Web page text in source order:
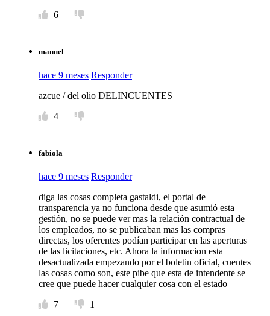
6
manuel
hace 9 meses Responder
azcue / del olio DELINCUENTES
4
fabiola
hace 9 meses Responder
diga las cosas completa gastaldi, el portal de
transparencia ya no funciona desde que asumió esta
gestión, no se puede ver mas la relación contractual de
los empleados, no se publicaban mas las compras
directas, los oferentes podían participar en las aperturas
de las licitaciones, etc. Ahora la informacion esta
desactualizada empezando por el boletin oficial, cuentes
las cosas como son, este pibe que esta de intendente se
cree que puede hacer cualquier cosa con el estado
7
1